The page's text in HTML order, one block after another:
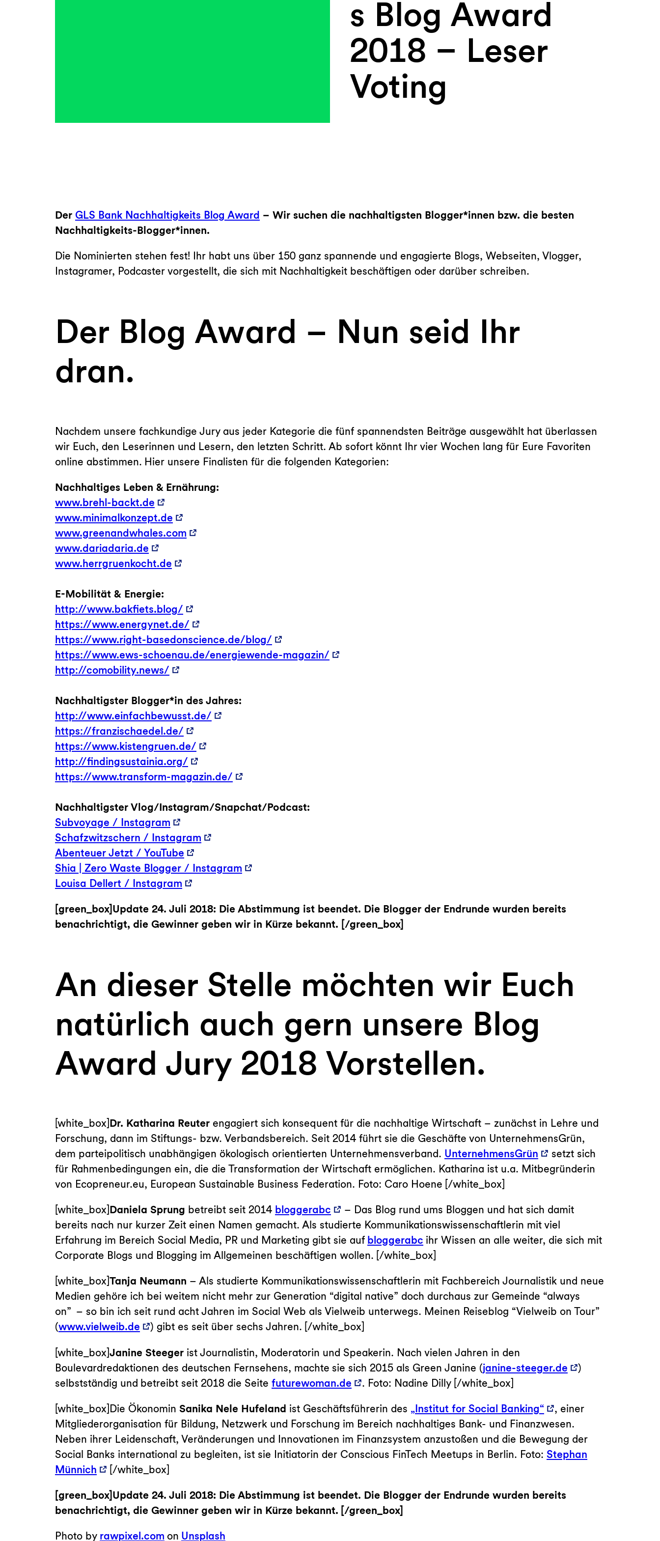
s Blog Award
2018 – Leser
Voting
Der GLS Bank Nachhaltigkeits Blog Award – Wir suchen die nachhaltigsten Blogger*innen bzw. die besten
Nachhaltigkeits-Blogger*innen.
Die Nominierten stehen fest! Ihr habt uns über 150 ganz spannende und engagierte Blogs, Webseiten, Vlogger,
Instagramer, Podcaster vorgestellt, die sich mit Nachhaltigkeit beschäftigen oder darüber schreiben.
Der Blog Award – Nun seid Ihr
dran.
Nachdem unsere fachkundige Jury aus jeder Kategorie die fünf spannendsten Beiträge ausgewählt hat überlassen
wir Euch, den Leserinnen und Lesern, den letzten Schritt. Ab sofort könnt Ihr vier Wochen lang für Eure Favoriten
online abstimmen. Hier unsere Finalisten für die folgenden Kategorien:
Nachhaltiges Leben & Ernährung:
www.brehl-backt.de
www.minimalkonzept.de
www.greenandwhales.com
www.dariadaria.de
www.herrgruenkocht.de
E-Mobilität & Energie:
http://www.bakfiets.blog/
https://www.energynet.de/
https://www.right-basedonscience.de/blog/
https://www.ews-schoenau.de/energiewende-magazin/
http://comobility.news/
Nachhaltigster Blogger*in des Jahres:
http://www.einfachbewusst.de/
https://franzischaedel.de/
https://www.kistengruen.de/
http://findingsustainia.org/
https://www.transform-magazin.de/
Nachhaltigster Vlog/Instagram/Snapchat/Podcast:
Subvoyage / Instagram
Schafzwitzschern / Instagram
Abenteuer Jetzt / YouTube
Shia | Zero Waste Blogger / Instagram
Louisa Dellert / Instagram
[green_box]Update 24. Juli 2018: Die Abstimmung ist beendet. Die Blogger der Endrunde wurden bereits
benachrichtigt, die Gewinner geben wir in Kürze bekannt. [/green_box]
An dieser Stelle möchten wir Euch
natürlich auch gern unsere Blog
Award Jury 2018 Vorstellen.
[white_box]Dr. Katharina Reuter engagiert sich konsequent für die nachhaltige Wirtschaft – zunächst in Lehre und
Forschung, dann im Stiftungs- bzw. Verbandsbereich. Seit 2014 führt sie die Geschäfte von UnternehmensGrün,
dem parteipolitisch unabhängigen ökologisch orientierten Unternehmensverband. UnternehmensGrün
setzt sich
für Rahmenbedingungen ein, die die Transformation der Wirtschaft ermöglichen. Katharina ist u.a. Mitbegründerin
von Ecopreneur.eu, European Sustainable Business Federation. Foto: Caro Hoene [/white_box]
[white_box] Daniela Sprung betreibt seit 2014 bloggerabc
– Das Blog rund ums Bloggen und hat sich damit
bereits nach nur kurzer Zeit einen Namen gemacht. Als studierte Kommunikationswissenschaftlerin mit viel
Erfahrung im Bereich Social Media, PR und Marketing gibt sie auf bloggerabc ihr Wissen an alle weiter, die sich mit
Corporate Blogs und Blogging im Allgemeinen beschäftigen wollen. [/white_box]
[white_box] Tanja Neumann – Als studierte Kommunikationswissenschaftlerin mit Fachbereich Journalistik und neue
Medien gehöre ich bei weitem nicht mehr zur Generation “digital native” doch durchaus zur Gemeinde “always
on” – so bin ich seit rund acht Jahren im Social Web als Vielweib unterwegs. Meinen Reiseblog “Vielweib on Tour”
(www.vielweib.de ) gibt es seit über sechs Jahren. [/white_box]
[white_box]Janine Steeger ist Journalistin, Moderatorin und Speakerin. Nach vielen Jahren in den
Boulevardredaktionen des deutschen Fernsehens, machte sie sich 2015 als Green Janine (janine-steeger.de
)
selbstständig und betreibt seit 2018 die Seite futurewoman.de . Foto: Nadine Dilly [/white_box]
[white_box] Die Ökonomin Sanika Nele Hufeland ist Geschäftsführerin des „Institut for Social Banking“
, einer
Mitgliederorganisation für Bildung, Netzwerk und Forschung im Bereich nachhaltiges Bank- und Finanzwesen.
Neben ihrer Leidenschaft, Veränderungen und Innovationen im Finanzsystem anzustoßen und die Bewegung der
Social Banks international zu begleiten, ist sie Initiatorin der Conscious FinTech Meetups in Berlin. Foto: Stephan
Münnich
[/white_box]
[green_box]Update 24. Juli 2018: Die Abstimmung ist beendet. Die Blogger der Endrunde wurden bereits
benachrichtigt, die Gewinner geben wir in Kürze bekannt. [/green_box]
Photo by rawpixel.com on Unsplash